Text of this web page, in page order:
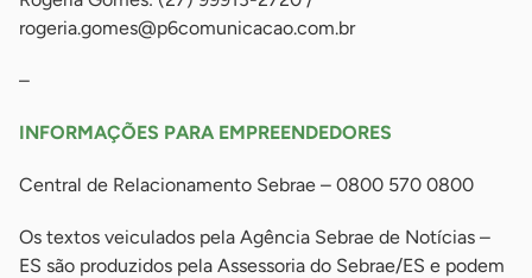
rogeria.gomes@p6comunicacao.com.br
–
INFORMAÇÕES PARA EMPREENDEDORES
Central de Relacionamento Sebrae – 0800 570 0800
Os textos veiculados pela Agência Sebrae de Notícias –
ES são produzidos pela Assessoria do Sebrae/ES e podem